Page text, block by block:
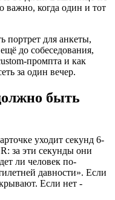
важно, когда один и тот
портрет для анкеты,
до собеседования,
промпта и как
за один вечер.
быть
уходит секунд 6-
за эти секунды они
ли человек по-
давности». Если
Если нет -